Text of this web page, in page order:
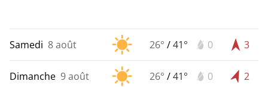
Samedi 8 août 26° /41° 0 3
Dimanche 9 août 26° /41° 0 2